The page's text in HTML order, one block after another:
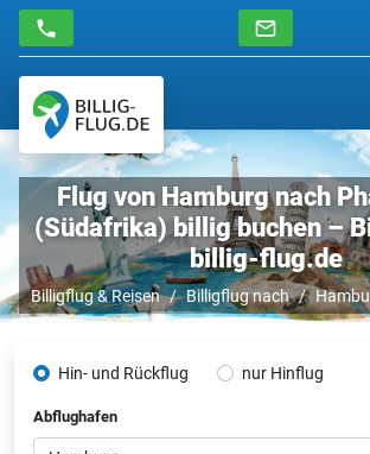
Flug von Hamburg nach
(Südafrika) billig buchen –
billig-flug.de
Billigflug & Reisen Billigflug nach
Hin- und Rückflug nur Hinflug
Abflughafen